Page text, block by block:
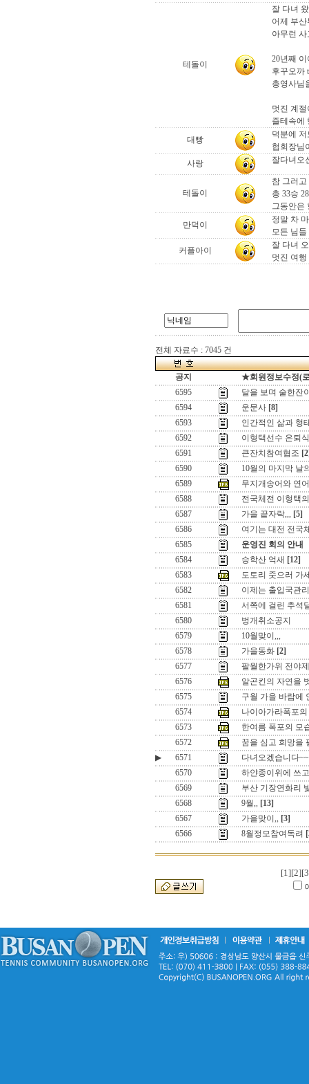
테돌이
잘 다녀
어제 부
아무런
20년째
후꾸오까
총영사님
멋진 계
즐테속에
대빵
덕분에
협회장님
사랑
잘다녀오
테돌이
참 그러
총 33승
그동안은
만덕이
정말 차
모든 님
커플아이
잘 다녀
멋진 여
전체 자료수 : 7045 건
공지
★회원정보수정(
6595
달을 보며 술한잔
6594
운문사 [8]
6593
인간적인 삶과 형
6592
이형택선수 은퇴
6591
큰잔치참여협조
6590
10월의 마지막 날
6589
무지개송어와 연어
6588
전국체전 이형택
6587
가을 끝자락,,, [5]
6586
여기는 대전 전국
6585
운영진 회의 안내
6584
승학산 억새 [12]
6583
도토리 줏으러 가
6582
이제는 출입국관
6581
서쪽에 걸린 추석
6580
벙개취소공지
6579
10월맞이,,,
6578
가을동화 [2]
6577
팔월한가위 전야
6576
알곤킨의 자연을
6575
구월 가을 바람에
6574
나이아가라폭포
6573
한여름 폭포의 모
6572
꿈을 심고 희망을
▶
6571
다녀오겠습니다~~
6570
하얀종이위에 쓰
6569
부산 기장연화리
6568
9월,, [13]
6567
가을맞이,, [3]
6566
8월정모참여독려
[1][2]